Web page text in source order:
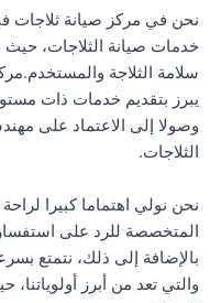
نحن في مركز صيانة ثلاجات
خدمات صيانة الثلاجات،
سلامة الثلاجة
يبرز بتقديم خدمات ذات
وصولا إلى الاعتماد على
الثلاجات.
نحن نولي اهتماما كبيرا لراحة
المتخصصة للرد على
بالإضافة إلى ذلك، نتمتع